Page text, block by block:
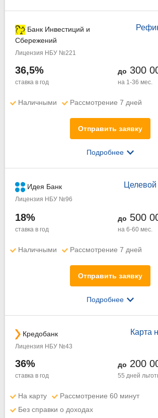
Банк Инвестиций и
Сбережений
Лицензия НБУ №221
36,5%
ставка в год
до 300
на 1-36 мес.
Наличными Рассмотрение 7 дней
Отправить заявку
Подробнее
Идея Банк
Лицензия НБУ №96
18%
ставка в год
до 500
на 6-60 мес.
Наличными Рассмотрение 7 дней
Отправить заявку
Подробнее
Карта
Кредобанк
Лицензия НБУ №43
36%
ставка в год
до 200
55 дней
На карту
Рассмотрение 60 минут
Без справки о доходах